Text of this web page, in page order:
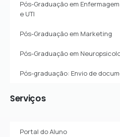
Pós-Graduação em
e UTI
Pós-Graduação em Marketing
Pós-Graduação em
Pós-graduação: Envio de
Serviços
Portal do Aluno